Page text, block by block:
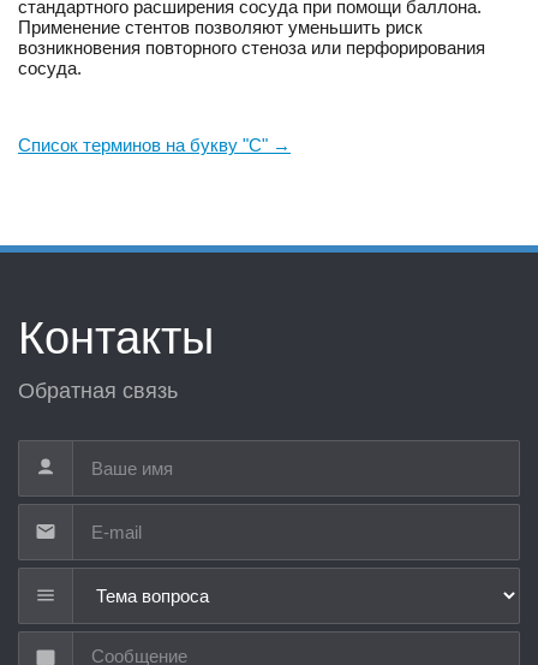
стандартного расширения сосуда при помощи баллона.
Применение стентов позволяют уменьшить риск
возникновения повторного стеноза или перфорирования
сосуда.
Cписок терминов на букву "С" →
Контакты
Обратная связь
Тема вопроса